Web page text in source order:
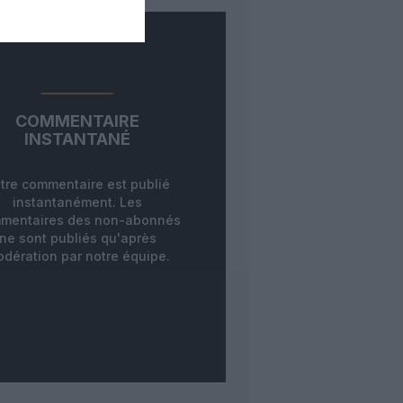
COMMENTAIRE
INSTANTANÉ
commentaire est publié
instantanément. Les
des non-abonnés
ne sont publiés qu'après
par notre équipe.